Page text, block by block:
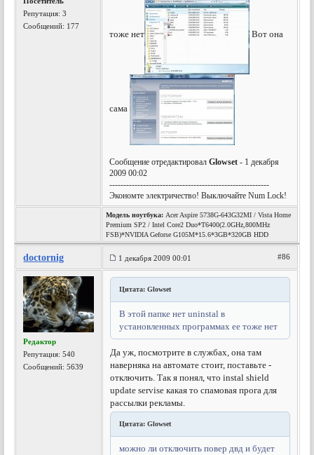
Репутация:3
Сообщений: 177
тоже нет Вот она
сама
Сообщение отредактировалGlowset - 1 декабря
2009 00:02
---------------------------------------------------------
Экономте электричество! Выключайте Num Lock!
Модель ноутбука: Acer Aspire 5738G-643G32MI / Vista Home
Premium SP2 / Intel Core2 Duo*T6400(2.0GHz,800MHz
FSB)*NVIDIA Geforse G105M*15.6*3GB*320GB HDD
doctornig 1 декабря 2009 00:01 #86
Редактор
Репутация:540
Сообщений: 5639
Цитата: Glowset
В этой папке нет uninstal в
установленных программах ее тоже нет
Да уж, посмотрите в службах, она там
наверняка на автомате стоит, поставьте -
отключить. Так я понял, что instal shield
update servise какая то спамовая прога для
рассылки рекламы.
Цитата: Glowset
можно ли отключить повер двд и будет